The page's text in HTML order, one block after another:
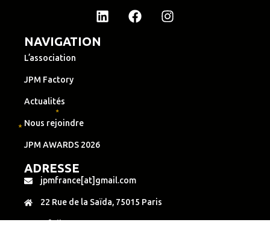
NAVIGATION
L’association
JPM Factory
Actualités
Nous rejoindre
JPM AWARDS 2026
ADRESSE
jpmfrance[at]gmail.com
22 Rue de la Saïda, 75015 Paris